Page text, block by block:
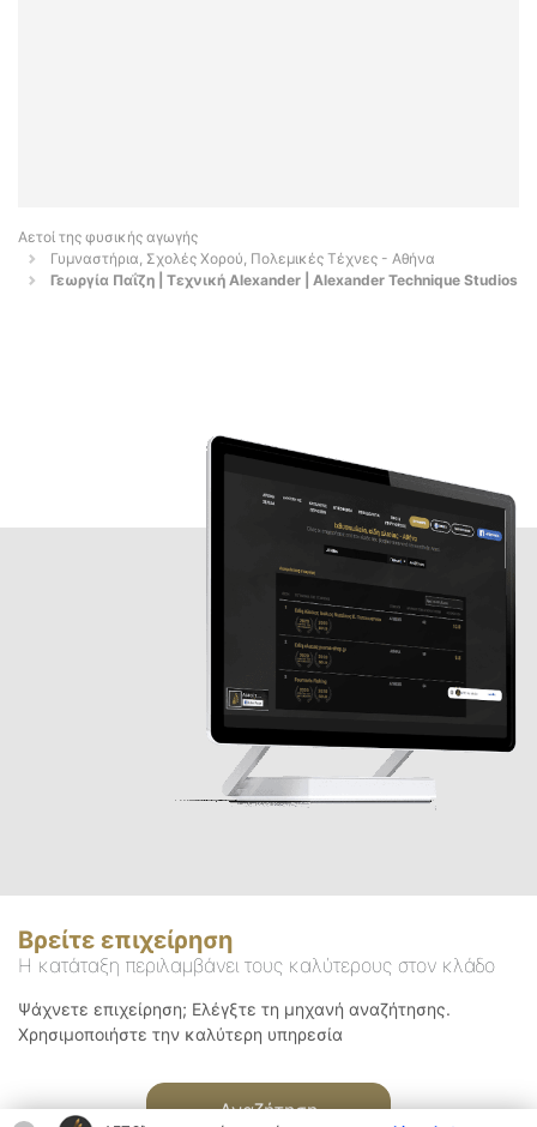
Αετοί της φυσικής αγωγής
Γυμναστήρια, Σχολές Χορού, Πολεμικές Τέχνες - Αθήνα
Γεωργία Παΐζη | Τεχνική Alexander | Alexander Technique Studios
Βρείτε επιχείρηση
Η κατάταξη περιλαμβάνει τους καλύτερους στον κλάδο
Ψάχνετε επιχείρηση; Ελέγξτε τη μηχανή αναζήτησης.
Χρησιμοποιήστε την καλύτερη υπηρεσία
Αναζήτηση